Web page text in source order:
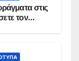
στις
τον